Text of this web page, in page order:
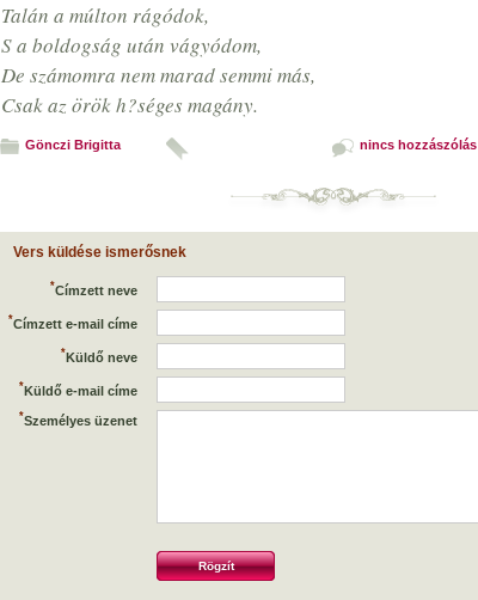
Talán a múlton rágódok,
S a boldogság után vágyódom,
De számomra nem marad semmi más,
Csak az örök h?séges magány.
Gönczi Brigitta nincs hozzászólás
Vers küldése ismerősnek
*Címzett neve
*Címzett e-mail címe
*Küldő neve
*Küldő e-mail címe
*Személyes üzenet
Rögzít